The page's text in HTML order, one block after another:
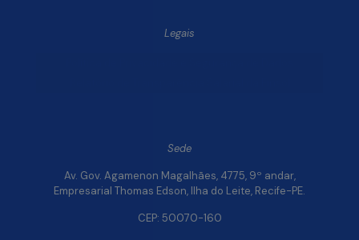
Legais
Sede
Av. Gov. Agamenon Magalhães, 4775, 9º andar,
Empresarial Thomas Edson, Ilha do Leite, Recife-PE.
CEP: 50070-160